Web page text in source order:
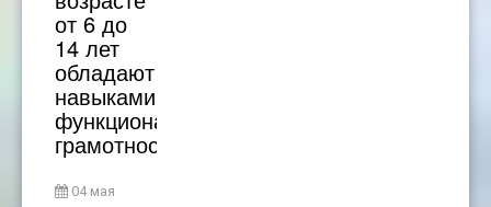
от 6 до
14 лет
обладают
навыками
функциональной
грамотности
04 мая